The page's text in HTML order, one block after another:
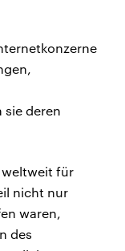
sie deren
weltweit für
nicht nur
waren,
des